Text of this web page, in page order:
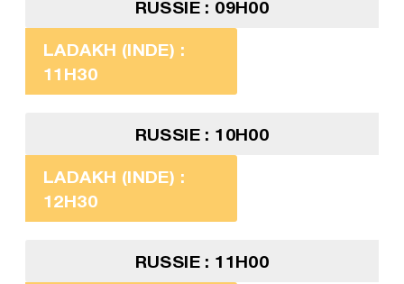
RUSSIE : 09H00
LADAKH (INDE) :
11H30
RUSSIE : 10H00
LADAKH (INDE) :
12H30
RUSSIE : 11H00